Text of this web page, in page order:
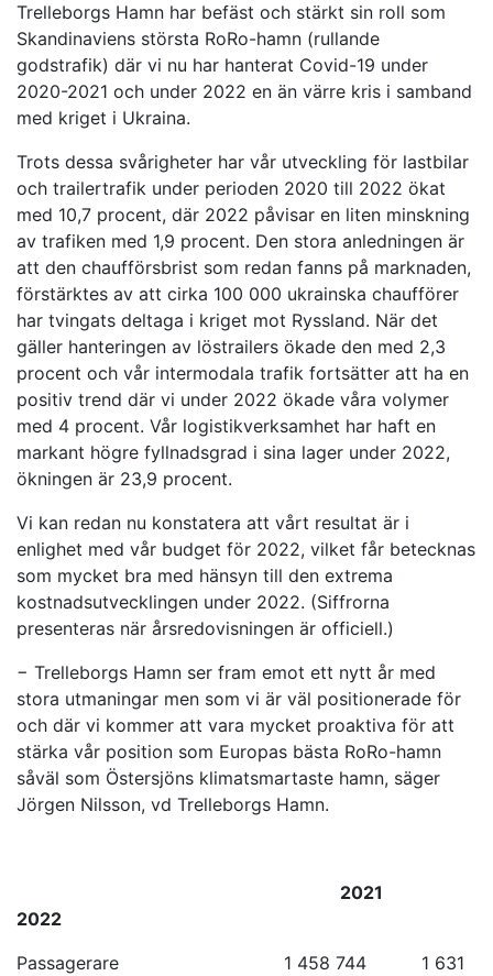
Trelleborgs Hamn har befäst och stärkt sin roll som
Skandinaviens största RoRo-hamn (rullande
godstrafik) där vi nu har hanterat Covid-19 under
2020-2021 och under 2022 en än värre kris i samband
med kriget i Ukraina.
Trots dessa svårigheter har vår utveckling för lastbilar
och trailertrafik under perioden 2020 till 2022 ökat
med 10,7 procent, där 2022 påvisar en liten minskning
av trafiken med 1,9 procent. Den stora anledningen är
att den chaufförsbrist som redan fanns på marknaden,
förstärktes av att cirka 100 000 ukrainska chaufförer
har tvingats deltaga i kriget mot Ryssland. När det
gäller hanteringen av löstrailers ökade den med 2,3
procent och vår intermodala trafik fortsätter att ha en
positiv trend där vi under 2022 ökade våra volymer
med 4 procent. Vår logistikverksamhet har haft en
markant högre fyllnadsgrad i sina lager under 2022,
ökningen är 23,9 procent.
Vi kan redan nu konstatera att vårt resultat är i
enlighet med vår budget för 2022, vilket får betecknas
som mycket bra med hänsyn till den extrema
kostnadsutvecklingen under 2022. (Siffrorna
presenteras när årsredovisningen är officiell.)
− Trelleborgs Hamn ser fram emot ett nytt år med
stora utmaningar men som vi är väl positionerade för
och där vi kommer att vara mycket proaktiva för att
stärka vår position som Europas bästa RoRo-hamn
såväl som Östersjöns klimatsmartaste hamn, säger
Jörgen Nilsson, vd Trelleborgs Hamn.
2021
2022
Passagerare 1 458 744 1 631